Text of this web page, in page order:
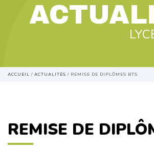
ACCUEIL / ACTUALITÉS / REMISE DE DIPLÔMES BTS
REMISE DE